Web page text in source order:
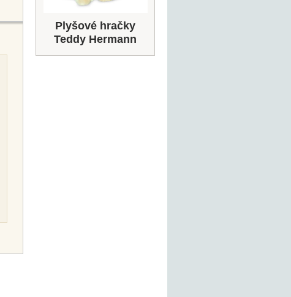
Plyšové hračky
Teddy Hermann